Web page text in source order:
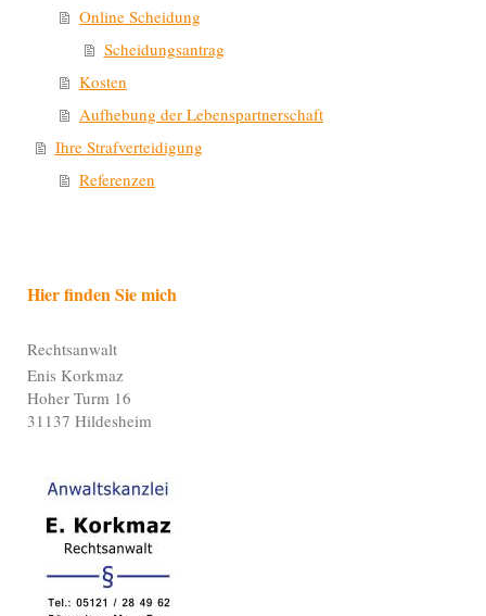
Online Scheidung
Scheidungsantrag
Kosten
Aufhebung der Lebenspartnerschaft
Ihre Strafverteidigung
Referenzen
Hier finden Sie mich
Rechtsanwalt
Enis Korkmaz
Hoher Turm 16
31137 Hildesheim